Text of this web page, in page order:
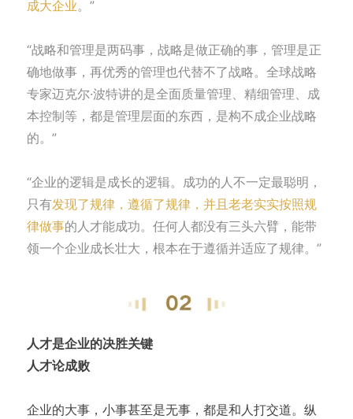
成大企业。”
“战略和管理是两码事，战略是做正确的事，管理是正
确地做事，再优秀的管理也代替不了战略。全球战略
专家迈克尔·波特讲的是全面质量管理、精细管理、成
本控制等，都是管理层面的东西，是构不成企业战略
的。”
“企业的逻辑是成长的逻辑。成功的人不一定最聪明，
只有发现了规律，遵循了规律，并且老老实实按照规
律做事的人才能成功。任何人都没有三头六臂，能带
领一个企业成长壮大，根本在于遵循并适应了规律。”
人才是企业的决胜关键
人才论成败
企业的大事，小事甚至是无事，都是和人打交道。纵